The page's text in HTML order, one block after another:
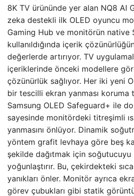
8K TV ürününde yer alan NQ8 AI
zeka destekli ilk OLED oyuncu
Gaming Hub ve monitörün native
kullanıldığında içerik
değerlerde artırıyor. TV
içeriklerinde önceki modellere
çözünürlük sağlıyor. Her iki yeni
bir tescilli ekran yanması koruma
Samsung OLED Safeguard+ ile
sayesinde monitördeki titreşimli
yanmasını önlüyor. Dinamik
yöntem grafit levhaya göre beş
şekilde dağıtmak için soğutucuyu
yoğunlaştırır. Bu, çekirdekteki
yanıkları önler. Monitör ayrıca
görev çubukları gibi statik